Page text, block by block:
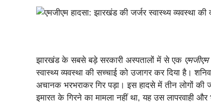
झारखंड के सबसे बड़े सरकारी अस्पतालों में से एक
स्वास्थ्य व्यवस्था की सच्चाई को उजागर कर दिया है।
अचानक भरभराकर गिर पड़ा। इस हादसे में तीन लोगों
इमारत के गिरने का मामला नहीं था, यह उस लापरवाही